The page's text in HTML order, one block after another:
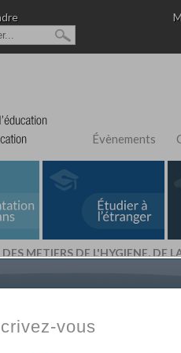
Évènements
METIERS DE L'HYGIENE, DE
votre
scolaire et des
vous